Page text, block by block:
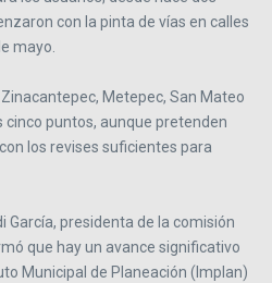
con la pinta de vías en calles
mayo.
Metepec, San Mateo
puntos, aunque pretenden
los revises suficientes para
García, presidenta de la comisión
que hay un avance significativo
Municipal de Planeación (Implan)